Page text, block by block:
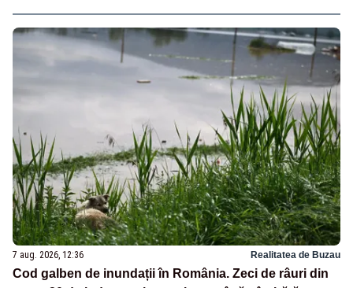
7 aug. 2026, 12:36 Realitatea de Buzau
Cod galben de inundații în România. Zeci de râuri din